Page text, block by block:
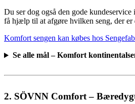
Du ser dog også den gode
få hjælp til at afgøre hvilken seng, der er
Komfort sengen kan købes hos
Se alle mål – Komfort
2. SÖVNN Comfort –